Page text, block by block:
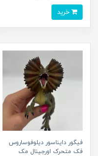
فیگور دایناسور دیلوفوساروس
فک متحرک اورجینال مک